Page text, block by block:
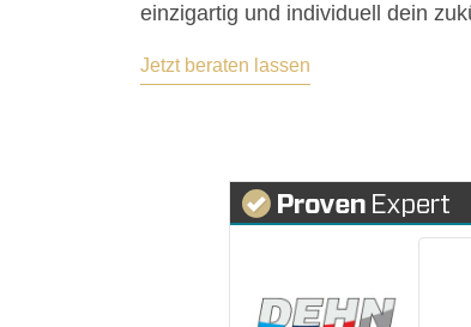
einzigartig und individuell dein
Jetzt beraten lassen